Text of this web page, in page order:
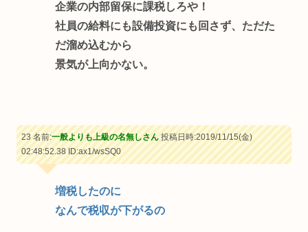
企業の内部留保に課税しろや！
社員の給料にも設備投資にも回さず、ただた
だ溜め込むから
景気が上向かない。
23 名前:一般よりも上級の名無しさん投稿日時:2019/11/15(金)
02:48:52.38ID:ax1/wsSQ0
増税したのに
なんで税収が下がるの